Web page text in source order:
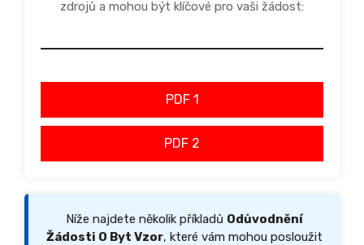
zdrojů a mohou být klíčové pro vaši žádost:
PDF 1
PDF 2
Níže najdete několik příkladů Odůvodnění
Žádosti O Byt Vzor, které vám mohou posloužit